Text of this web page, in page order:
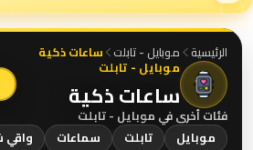
الرئيسية موبايل - تابلت ساعات ذكية
موبايل - تابلت
ساعات ذكية
فئات أخرى في موبايل - تابلت
موبايل
تابلت سماعات